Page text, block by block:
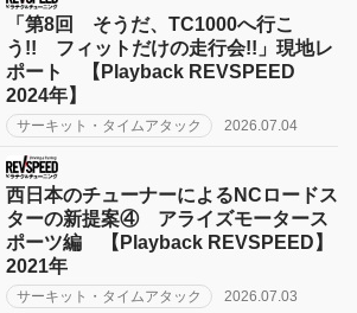
「第8回 そうだ、TC1000へ行こ
う!! フィットだけの走行会!!」現地レ
ポート 【Playback REVSPEED
2024年】
サーキット・タイムアタック 2026.07.04
西日本のチューナーによるNCロードス
ターの新提案④ アライズモータース
ポーツ編 【Playback REVSPEED】
2021年
サーキット・タイムアタック 2026.07.03